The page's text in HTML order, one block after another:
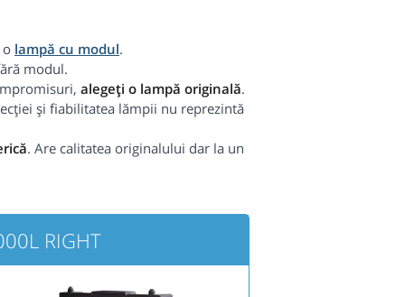
o lampă cu modul.
modul.
alegeți o lampă originală.
și fiabilitatea lămpii nu reprezintă
. Are calitatea originalului dar la un
RIGHT